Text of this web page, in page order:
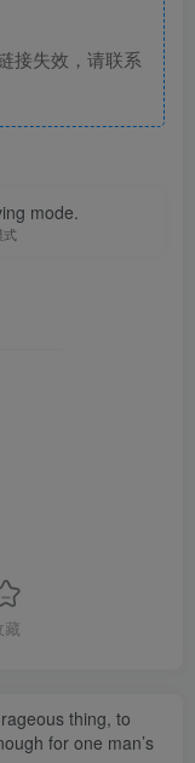
接失效，请联系
mode.
式
藏
thing, to
for one man’s